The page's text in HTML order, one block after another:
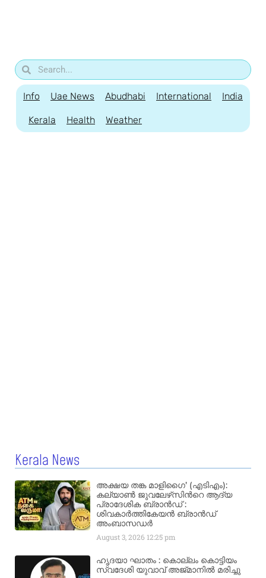
Info Uae News Abudhabi International India
Kerala Health Weather
Kerala News
അക്ഷയ തങ്ക മാളിഗൈ’ (എടിഎം):
കല്യാണ്‍ ജുവലേഴ്‌സിന്‍റെ ആദ്യ
പ്രാദേശിക ബ്രാന്‍ഡ് :
ശിവകാര്‍ത്തികേയന്‍ ബ്രാന്‍ഡ്
അംബാസഡര്‍
August 3, 2026 12:25 pm
ഹൃദയാ ഘാതം : കൊല്ലം കൊട്ടിയം
സ്വദേശി യുവാവ് അജ്മാനിൽ മരിച്ചു